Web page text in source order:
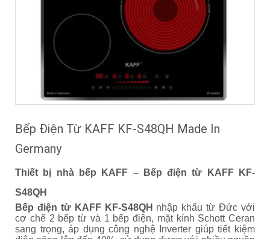
Bếp Điện Từ KAFF KF-S48QH Made In
Germany
Thiết bị nhà bếp KAFF – Bếp điện từ KAFF KF-
S48QH
Bếp điện từ KAFF KF-S48QH nhập khẩu từ Đức với
cơ chế 2 bếp từ và 1 bếp điện, mặt kính Schott Ceran
sang trọng, áp dụng công nghệ Inverter giúp tiết kiệm